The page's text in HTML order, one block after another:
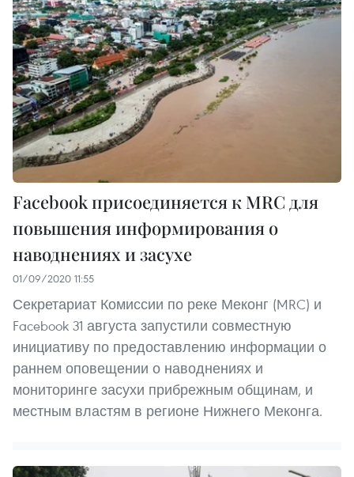
Facebook присоединяется к MRC для
повышения информирования о
наводнениях и засухе
01/09/2020 11:55
Секретариат Комиссии по реке Меконг (MRC) и
Facebook 31 августа запустили совместную
инициативу по предоставлению информации о
раннем оповещении о наводнениях и
мониторинге засухи прибрежным общинам, и
местным властям в регионе Нижнего Меконга.